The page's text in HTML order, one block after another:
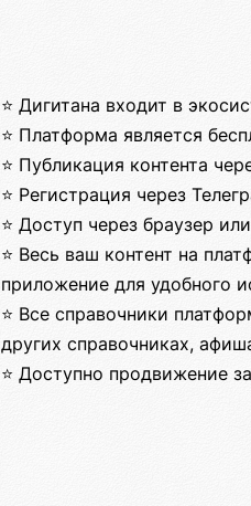
⭐ Дигитана входит в
⭐ Платформа является
⭐ Публикация контента
⭐ Регистрация через
⭐ Доступ через браузер
⭐ Весь ваш контент на
приложение для удобного
⭐ Все справочники
других справочниках,
⭐ Доступно продвижение